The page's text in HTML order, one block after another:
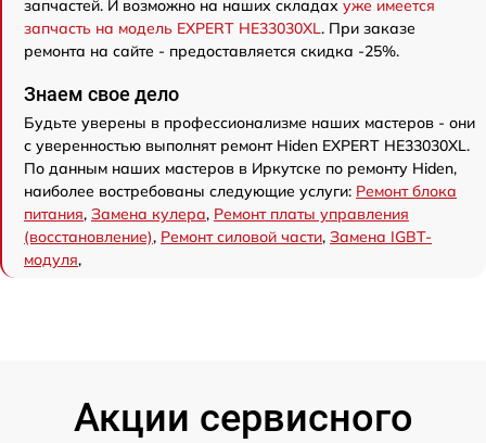
запчастей. И возможно на наших складах уже имеется
запчасть на модель EXPERT HE33030XL. При заказе
ремонта на сайте - предоставляется скидка -25%.
Знаем свое дело
Будьте уверены в профессионализме наших мастеров - они
с уверенностью выполнят ремонт Hiden EXPERT HE33030XL.
По данным наших мастеров в Иркутске по ремонту Hiden,
наиболее востребованы следующие услуги: Ремонт блока
питания, Замена кулера, Ремонт платы управления
(восстановление), Ремонт силовой части, Замена IGBT-
модуля,
Акции сервисного